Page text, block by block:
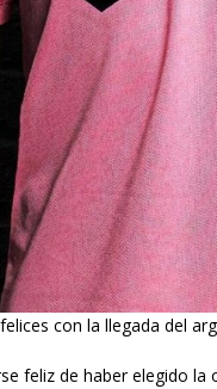
con la llegada del
feliz de haber elegido